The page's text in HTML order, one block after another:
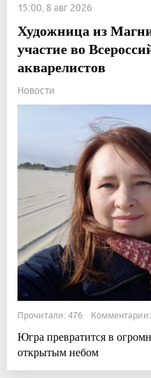
15:00, 8 авг 2026
Художница из
участие во
акварелистов
Новости
Прочитали: 476
Югра превратится в
открытым небом